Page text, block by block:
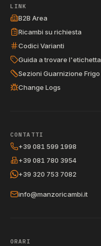
LINK
B2B Area
Ricambi su richiesta
Codici Varianti
Guida a trovare l'etichetta
Sezioni Guarnizione Frigo
Change Logs
CONTATTI
+39 081 599 1998
+39 081 780 3954
+39 320 753 7082
info@manzoricambi.it
ORARI